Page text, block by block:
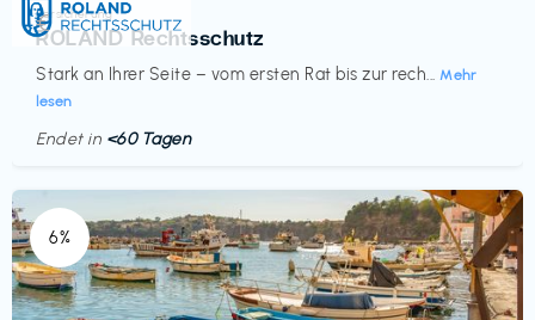
Versicherung
ROLAND Rechtsschutz
Stark an Ihrer Seite – vom ersten Rat bis zur rech... Mehr
lesen
€‎
Endet in <60 Tagen
6%